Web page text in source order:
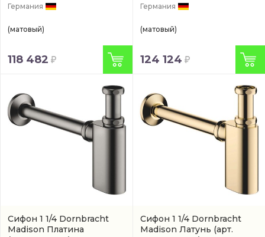
Германия
(матовый)
118 482
Германия
(матовый)
124 124
Сифон 1 1/4 Dornbracht
Madison Платина
Сифон 1 1/4 Dornbracht
Madison Латунь (арт.